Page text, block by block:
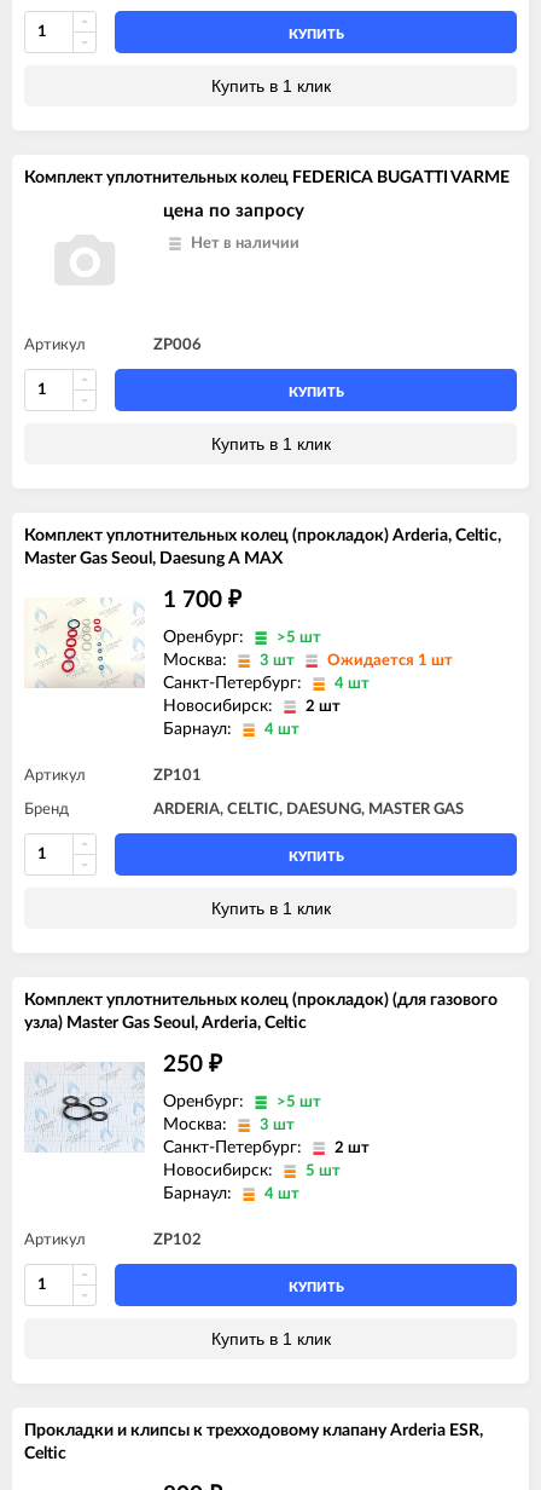
КУПИТЬ
Купить в 1 клик
Комплект уплотнительных колец FEDERICA BUGATTI VARME
цена по запросу
Нет в наличии
Артикул ZP006
КУПИТЬ
Купить в 1 клик
Комплект уплотнительных колец (прокладок) Arderia, Celtic,
Master Gas Seoul, Daesung A MAX
1 700 ₽
Оренбург: >5 шт
Москва: 3 шт Ожидается 1 шт
Санкт-Петербург: 4 шт
Новосибирск: 2 шт
Барнаул: 4 шт
Артикул ZP101
Бренд ARDERIA, CELTIC, DAESUNG, MASTER GAS
КУПИТЬ
Купить в 1 клик
Комплект уплотнительных колец (прокладок) (для газового
узла) Master Gas Seoul, Arderia, Celtic
250 ₽
Оренбург: >5 шт
Москва: 3 шт
Санкт-Петербург: 2 шт
Новосибирск: 5 шт
Барнаул: 4 шт
Артикул ZP102
КУПИТЬ
Купить в 1 клик
Прокладки и клипсы к трехходовому клапану Arderia ESR,
Celtic